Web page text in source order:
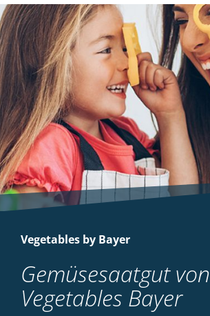
Vegetables by Bayer
Gemüsesaatgut von
Vegetables Bayer